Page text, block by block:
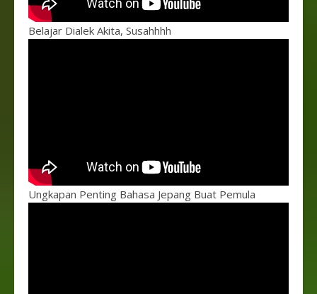
Belajar Dialek Akita, Susahhhh
Ungkapan Penting Bahasa Jepang Buat Pemula